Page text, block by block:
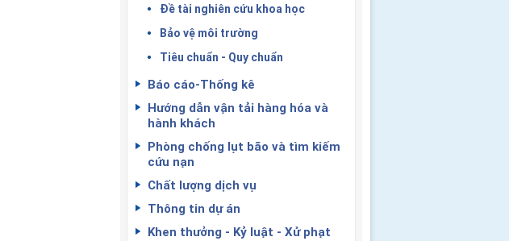
Đề tài nghiên cứu khoa học
Bảo vệ môi trường
Tiêu chuẩn - Quy chuẩn
Báo cáo-Thống kê
Hướng dẫn vận tải hàng hóa và
hành khách
Phòng chống lụt bão và tìm kiếm
cứu nạn
Chất lượng dịch vụ
Thông tin dự án
Khen thưởng - Kỷ luật - Xử phạt